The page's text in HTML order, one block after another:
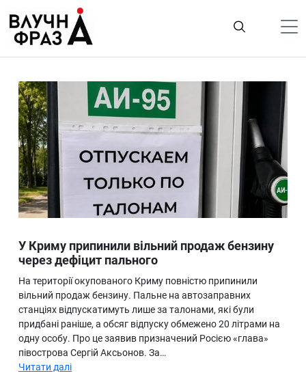
содержимому
Гроші
Життя
Лайфстайл
ТехноНаука
Людина
Ukraine
Про нас
У Криму припинили вільний продаж бензину
через дефіцит пального
На території окупованого Криму повністю припинили
вільний продаж бензину. Пальне на автозаправних
станціях відпускатимуть лише за талонами, які були
придбані раніше, а обсяг відпуску обмежено 20 літрами на
одну особу. Про це заявив призначений Росією «глава»
півострова Сергій Аксьонов. За…
Читати далі